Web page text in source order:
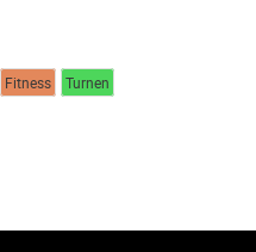
Fitness
Turnen